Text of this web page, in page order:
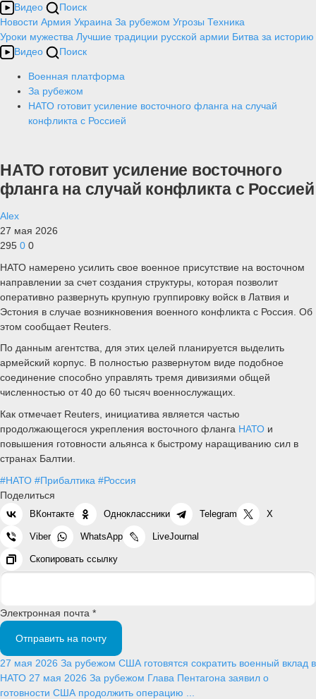
Видео
Поиск
Новости Армия Украина За рубежом Угрозы Техника
Уроки мужества Лучшие традиции русской армии Битва за историю
Видео
Поиск
Военная платформа
За рубежом
НАТО готовит усиление восточного фланга на случай
конфликта с Россией
НАТО готовит усиление восточного
фланга на случай конфликта с Россией
Alex
27 мая 2026
295 0 0
НАТО намерено усилить свое военное присутствие на восточном
направлении за счет создания структуры, которая позволит
оперативно развернуть крупную группировку войск в Латвия и
Эстония в случае возникновения военного конфликта с Россия. Об
этом сообщает Reuters.
По данным агентства, для этих целей планируется выделить
армейский корпус. В полностью развернутом виде подобное
соединение способно управлять тремя дивизиями общей
численностью от 40 до 60 тысяч военнослужащих.
Как отмечает Reuters, инициатива является частью
продолжающегося укрепления восточного фланга НАТО и
повышения готовности альянса к быстрому наращиванию сил в
странах Балтии.
#НАТО #Прибалтика #Россия
Поделиться
ВКонтакте Одноклассники Telegram X
Viber WhatsApp LiveJournal
Скопировать ссылку
Электронная почта *
Отправить на почту
27 мая 2026 За рубежом США готовятся сократить военный вклад в
НАТО 27 мая 2026 За рубежом Глава Пентагона заявил о
готовности США продолжить операцию ...